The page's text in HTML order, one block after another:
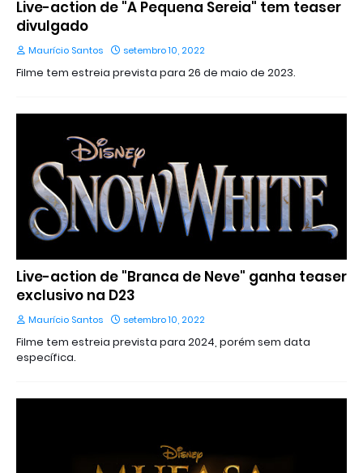
Live-action de "A Pequena Sereia" tem teaser
divulgado
Maurício Santos setembro 10, 2022
Filme tem estreia prevista para 26 de maio de 2023.
Live-action de "Branca de Neve" ganha teaser
exclusivo na D23
Maurício Santos setembro 10, 2022
Filme tem estreia prevista para 2024, porém sem data
específica.